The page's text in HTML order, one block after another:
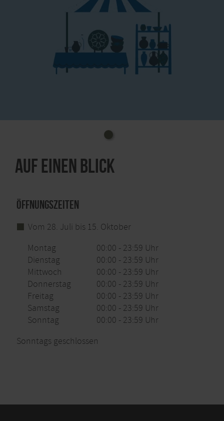
Auf einen Blick
Öffnungszeiten
Vom 28. Juli bis 15. Oktober
Montag
00:00 - 23:59 Uhr
Dienstag
00:00 - 23:59 Uhr
Mittwoch
00:00 - 23:59 Uhr
Donnerstag
00:00 - 23:59 Uhr
Freitag
00:00 - 23:59 Uhr
Samstag
00:00 - 23:59 Uhr
Sonntag
00:00 - 23:59 Uhr
Sonntags geschlossen